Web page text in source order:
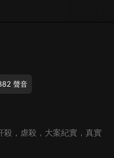
聲音
殺，虐殺，大案紀實，真實